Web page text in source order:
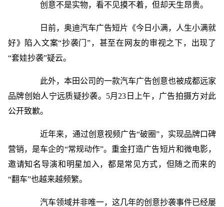
创意不是实物，看不见摸不着，但却天生昂贵。
日前，奥迪汽车广告短片《今日小满，人生小满就
好》陷入文案“抄袭门”，甚至在网友的审视之下，出现了
“套娃抄袭”疑云。
此外，本田公司的一款汽车广告创意也被成都远家
品牌创始人宁远质疑抄袭。5月23日上午，广告拍摄方对此
公开致歉。
近年来，通过创意视频广告“破圈”，实现品牌口碑
营销，是车企的“常规动作”。重金打造广告短片和微电影，
邀请知名导演和明星加入，都是常见方式，但随之而来的
“翻车”也越来越频繁。
汽车领域并非唯一，这几年的创意抄袭事件已经屡